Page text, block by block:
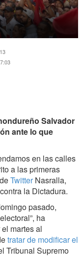
Salvador
ante lo que
en las calles
a las primeras
Twitter Nasralla,
la Dictadura.
pasado,
ha
martes al
tratar de modificar el
Tribunal Supremo